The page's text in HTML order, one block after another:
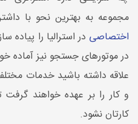
مجموعه به بهترین نحو با
اختصاصی در استرالیا را پیاده
در موتورهای جستجو نیز آماده
علاقه داشته باشید خدمات
و کار را بر عهده خواهند
کارتان نشود.